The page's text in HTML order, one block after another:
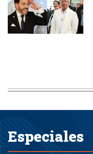
Especiales